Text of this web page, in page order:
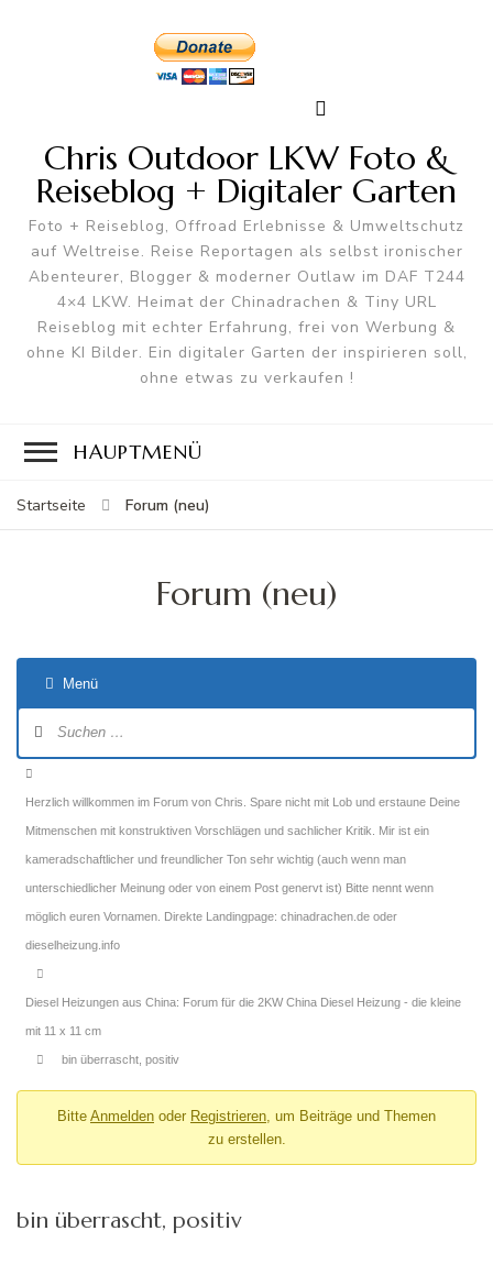
Chris Outdoor LKW Foto &
Reiseblog + Digitaler Garten
Foto + Reiseblog, Offroad Erlebnisse & Umweltschutz
auf Weltreise. Reise Reportagen als selbst ironischer
Abenteurer, Blogger & moderner Outlaw im DAF T244
4×4 LKW. Heimat der Chinadrachen & Tiny URL
Reiseblog mit echter Erfahrung, frei von Werbung &
ohne KI Bilder. Ein digitaler Garten der inspirieren soll,
ohne etwas zu verkaufen !
HAUPTMENÜ
Startseite Forum (neu)
Forum (neu)
Menü
Navigation
Forum-
Breadcrumbs
-
Du
bist
hier:
Herzlich willkommen im Forum von Chris. Spare nicht mit Lob und erstaune Deine
Mitmenschen mit konstruktiven Vorschlägen und sachlicher Kritik. Mir ist ein
kameradschaftlicher und freundlicher Ton sehr wichtig (auch wenn man
unterschiedlicher Meinung oder von einem Post genervt ist) Bitte nennt wenn
möglich euren Vornamen. Direkte Landingpage: chinadrachen.de oder
dieselheizung.info
Diesel Heizungen aus China: Forum für die 2KW China Diesel Heizung - die kleine
mit 11 x 11 cm
bin überrascht, positiv
Bitte Anmelden oder Registrieren , um Beiträge und Themen
zu erstellen.
bin überrascht, positiv